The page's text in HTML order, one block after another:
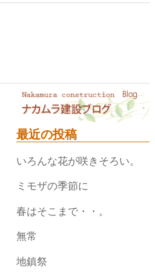
最近の投稿
いろんな花が咲きそろい。
ミモザの季節に
春はそこまで・・。
無常
地鎮祭